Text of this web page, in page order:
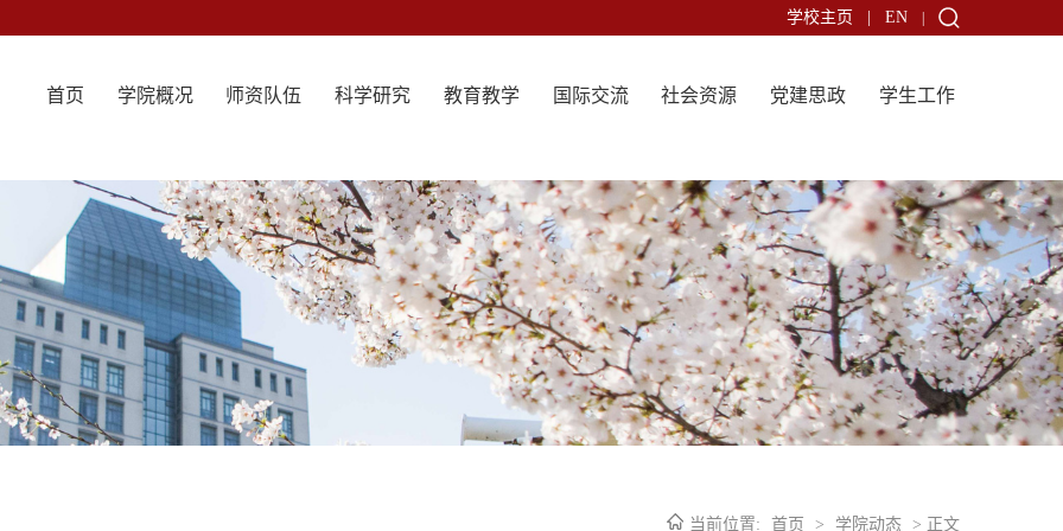
学校主页 EN
首页 学院概况 师资队伍 科学研究 教育教学 国际交流 社会资源 党建思政 学生工作
当前位置: 首页 > 学院动态 > 正文